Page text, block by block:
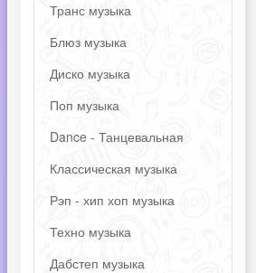
Транс музыка
Блюз музыка
Диско музыка
Поп музыка
Dance - Танцевальная
Классическая музыка
Рэп - хип хоп музыка
Техно музыка
Дабстеп музыка